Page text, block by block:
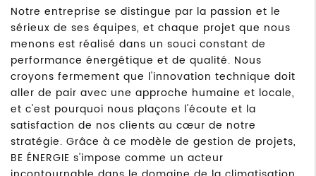
Notre entreprise se distingue par la passion et le
sérieux de ses équipes, et chaque projet que nous
menons est réalisé dans un souci constant de
performance énergétique et de qualité. Nous
croyons fermement que l'innovation technique doit
aller de pair avec une approche humaine et locale,
et c'est pourquoi nous plaçons l'écoute et la
satisfaction de nos clients au cœur de notre
stratégie. Grâce à ce modèle de gestion de projets,
BE ÉNERGIE s'impose comme un acteur